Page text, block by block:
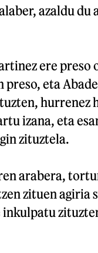
azaldu du
ere preso
eta
hurrenez
izana, eta
zituztela.
arabera,
zituen agiria